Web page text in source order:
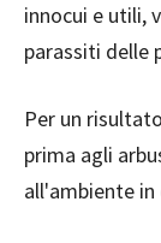
innocui e utili,
parassiti delle
Per un
prima agli
all'ambiente